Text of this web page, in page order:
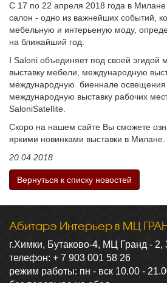
С 17 по 22 апреля 2018 года в
салон - одно из важнейших событий,
мебельную и интерьеную моду,
на ближайший год.
I Saloni объединяет под своей эгидой
выставку мебели, международную
международную биеннале освещения
международную выставку рабочих
SaloniSatellite.
Скоро на нашем сайте Вы сможете
яркими новинками выставки в Милане.
20.04.2018
Вернуться к списку новостей
Абитарэ Интерьер в МЦ
г.Химки, Бутаково-4, МЦ Гранд - 2,
телефон: + 7 903 001 58 26
режим работы: пн - вск 10.00 -